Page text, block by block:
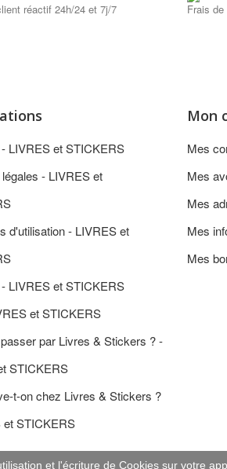
réactif 24h/24 et 7j/7 Frais
LIVRES et STICKERS
- LIVRES et
d'utilisation - LIVRES et
LIVRES et STICKERS
et STICKERS
par Livres & Stickers ? -
STICKERS
t-on chez Livres & Stickers ?
et STICKERS
Mon
Mes
Mes
Mes
Mes
Mes
et l'écriture de Cookies sur votre